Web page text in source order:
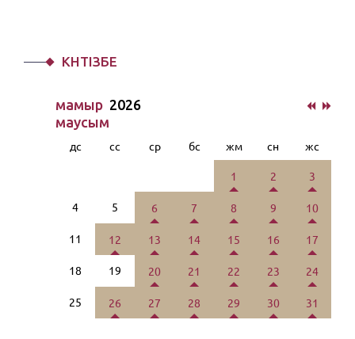
КҮНТІЗБЕ
мамыр 2026
маусым
дс сс ср бс жм сн жс
1 2 3
4 5 6 7 8 9 10
11 12 13 14 15 16 17
18 19 20 21 22 23 24
25 26 27 28 29 30 31